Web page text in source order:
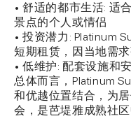
• 舒适的都市生活: 适
景点的个人或情侣
• 投资潜力: Platinum
短期租赁，因当地需
• 低维护: 配套设施和
总体而言，Platinum
和优越位置结合，为
会，是芭堤雅成熟社